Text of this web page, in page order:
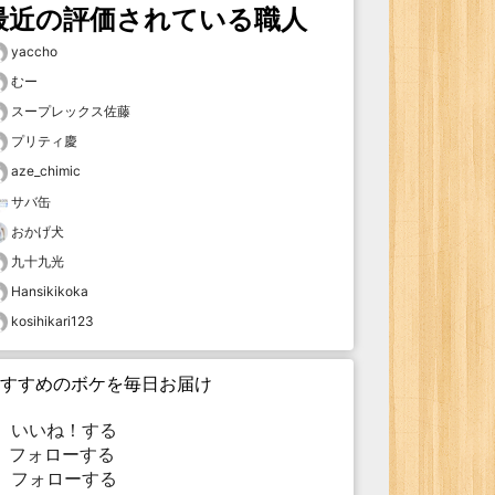
近の評価されている職人
yaccho
むー
スープレックス佐藤
プリティ慶
aze_chimic
サバ缶
おかげ犬
九十九光
Hansikikoka
kosihikari123
すめのボケを毎日お届け
いいね！する
ォローする
フォローする